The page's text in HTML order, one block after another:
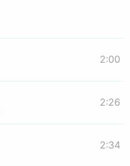
2:00
2:26
2:34